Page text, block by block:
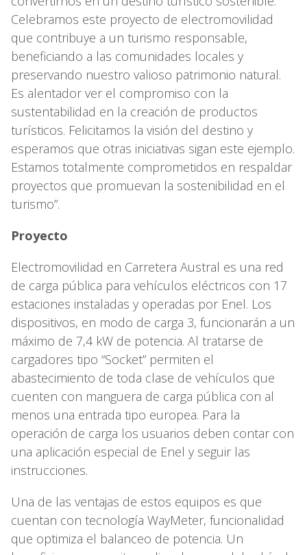
Celebramos este proyecto de electromovilidad
que contribuye a un turismo responsable,
beneficiando a las comunidades locales y
preservando nuestro valioso patrimonio natural.
Es alentador ver el compromiso con la
sustentabilidad en la creación de productos
turísticos. Felicitamos la visión del destino y
esperamos que otras iniciativas sigan este ejemplo.
Estamos totalmente comprometidos en respaldar
proyectos que promuevan la sostenibilidad en el
turismo”.
Proyecto
Electromovilidad en Carretera Austral es una red
de carga pública para vehículos eléctricos con 17
estaciones instaladas y operadas por Enel. Los
dispositivos, en modo de carga 3, funcionarán a un
máximo de 7,4 kW de potencia. Al tratarse de
cargadores tipo “Socket” permiten el
abastecimiento de toda clase de vehículos que
cuenten con manguera de carga pública con al
menos una entrada tipo europea. Para la
operación de carga los usuarios deben contar con
una aplicación especial de Enel y seguir las
instrucciones.
Una de las ventajas de estos equipos es que
cuentan con tecnología WayMeter, funcionalidad
que optimiza el balanceo de potencia. Un